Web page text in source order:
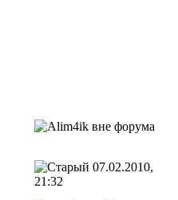
07.02.2010,
21:32